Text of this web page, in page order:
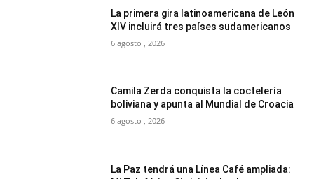
La primera gira latinoamericana de León
XIV incluirá tres países sudamericanos
6 agosto , 2026
Camila Zerda conquista la coctelería
boliviana y apunta al Mundial de Croacia
6 agosto , 2026
La Paz tendrá una Línea Café ampliada: